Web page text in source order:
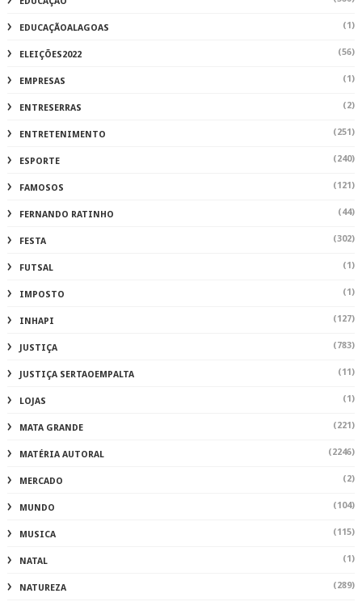
EDUCAÇÃOALAGOAS (1)
ELEIÇÕES2022 (56)
EMPRESAS (1)
ENTRESERRAS (2)
ENTRETENIMENTO (251)
ESPORTE (240)
FAMOSOS (121)
FERNANDO RATINHO (44)
FESTA (302)
FUTSAL (1)
IMPOSTO (1)
INHAPI (127)
JUSTIÇA (783)
JUSTIÇA SERTAOEMPALTA (11)
LOJAS (1)
MATA GRANDE (221)
MATÉRIA AUTORAL (2246)
MERCADO (2)
MUNDO (104)
MUSICA (115)
NATAL (1)
NATUREZA (289)